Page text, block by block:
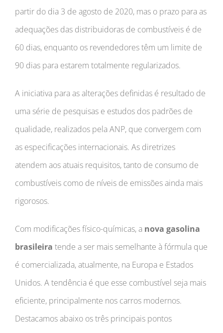
partir do dia 3 de agosto de 2020, mas o prazo para as
adequações das distribuidoras de combustíveis é de
60 dias, enquanto os revendedores têm um limite de
90 dias para estarem totalmente regularizados.
A iniciativa para as alterações definidas é resultado de
uma série de pesquisas e estudos dos padrões de
qualidade, realizados pela ANP, que convergem com
as especificações internacionais. As diretrizes
atendem aos atuais requisitos, tanto de consumo de
combustíveis como de níveis de emissões ainda mais
rigorosos.
Com modificações físico-químicas, a nova gasolina
brasileira tende a ser mais semelhante à fórmula que
é comercializada, atualmente, na Europa e Estados
Unidos. A tendência é que esse combustível seja mais
eficiente, principalmente nos carros modernos.
Destacamos abaixo os três principais pontos